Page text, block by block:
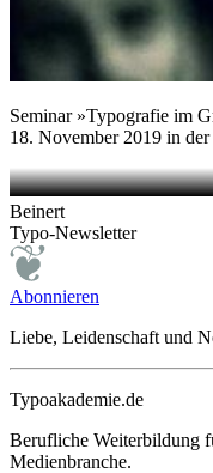
Seminar »Typografie im
18. November 2019 in
Beinert
Typo-Newsletter
Abonnieren
Liebe, Leidenschaft und
Typoakademie.de
Berufliche Weiterbildung
Medienbranche.